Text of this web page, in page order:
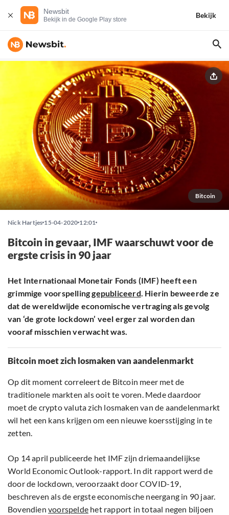
Newsbit
Bekijk in de Google Play store
Bekijk
Bitcoin
Nick Hartjes 15-04-2020 12:01
Bitcoin in gevaar, IMF waarschuwt voor de
ergste crisis in 90 jaar
Het Internationaal Monetair Fonds (IMF) heeft een
grimmige voorspellinggepubliceerd. Hierin beweerde ze
dat de wereldwijde economische vertraging als gevolg
van ‘de grote lockdown’ veel erger zal worden dan
vooraf misschien verwacht was.
Bitcoin moet zich losmaken van aandelenmarkt
Op dit moment correleert de Bitcoin meer met de
traditionele markten als ooit te voren. Mede daardoor
moet de crypto valuta zich losmaken van de aandelenmarkt
wil het een kans krijgen om een nieuwe koersstijging in te
zetten.
Op 14 april publiceerde het IMF zijn driemaandelijkse
World Economic Outlook-rapport. In dit rapport werd de
door de lockdown, veroorzaakt door COVID-19,
beschreven als de ergste economische neergang in 90 jaar.
Bovendien voorspelde het rapport in totaal negen biljoen